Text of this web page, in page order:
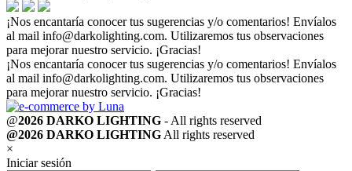
¡Nos encantaría conocer tus sugerencias y/o comentarios! Envíalos
al mail info@darkolighting.com. Utilizaremos tus observaciones
para mejorar nuestro servicio. ¡Gracias!
¡Nos encantaría conocer tus sugerencias y/o comentarios! Envíalos
al mail info@darkolighting.com. Utilizaremos tus observaciones
para mejorar nuestro servicio. ¡Gracias!
@2026 DARKO LIGHTING - All rights reserved
@2026 DARKO LIGHTINGAll rights reserved
×
Iniciar sesión